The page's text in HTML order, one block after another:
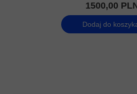
Dodaj do
1500,00